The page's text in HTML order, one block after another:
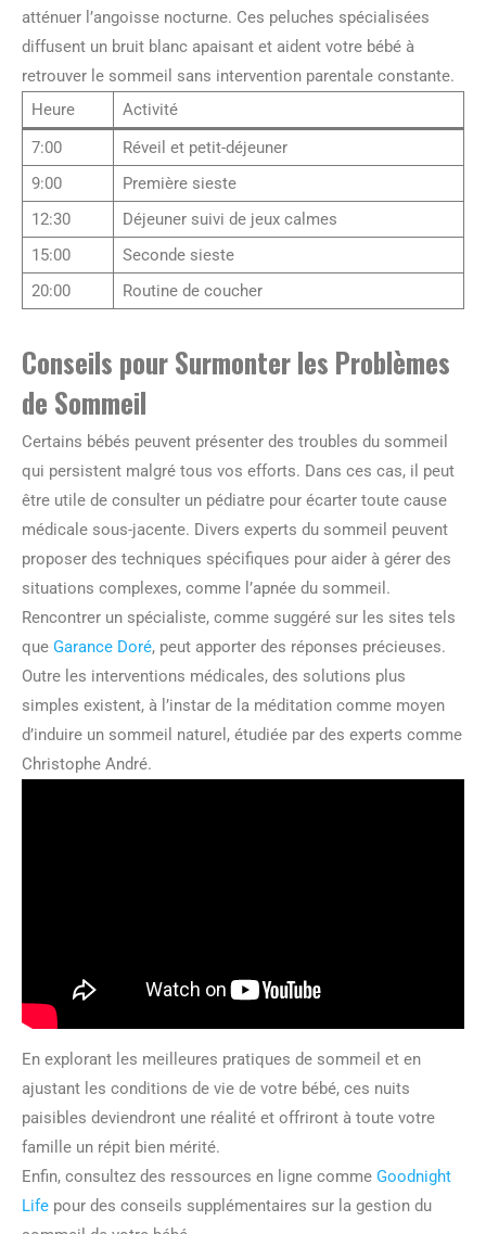
atténuer l’angoisse nocturne. Ces peluches spécialisées
diffusent un bruit blanc apaisant et aident votre bébé à
retrouver le sommeil sans intervention parentale constante.
Heure
Activité
7:00
Réveil et petit-déjeuner
9:00
Première sieste
12:30
Déjeuner suivi de jeux calmes
15:00
Seconde sieste
20:00
Routine de coucher
Conseils pour Surmonter les Problèmes
de Sommeil
Certains bébés peuvent présenter des troubles du sommeil
qui persistent malgré tous vos efforts. Dans ces cas, il peut
être utile de consulter un pédiatre pour écarter toute cause
médicale sous-jacente. Divers experts du sommeil peuvent
proposer des techniques spécifiques pour aider à gérer des
situations complexes, comme l’apnée du sommeil.
Rencontrer un spécialiste, comme suggéré sur les sites tels
que Garance Doré, peut apporter des réponses précieuses.
Outre les interventions médicales, des solutions plus
simples existent, à l’instar de la méditation comme moyen
d’induire un sommeil naturel, étudiée par des experts comme
Christophe André.
En explorant les meilleures pratiques de sommeil et en
ajustant les conditions de vie de votre bébé, ces nuits
paisibles deviendront une réalité et offriront à toute votre
famille un répit bien mérité.
Enfin, consultez des ressources en ligne comme Goodnight
Life pour des conseils supplémentaires sur la gestion du